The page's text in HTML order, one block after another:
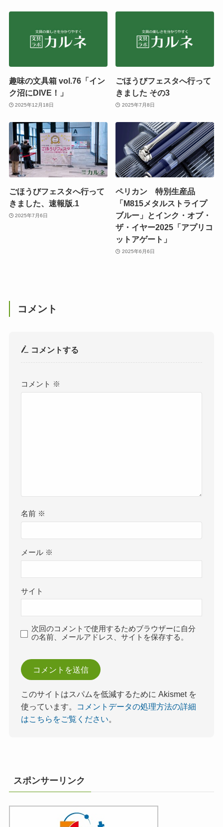
趣味の文具箱 vol.76「イン
ク沼にDIVE！」
2025年12月18日
ごほうびフェスタへ行って
きました その3
2025年7月8日
ごほうびフェスタへ行って
きました、速報版.1
2025年7月6日
ペリカン 特別生産品
「M815メタルストライプ
ブルー」とインク・オブ・
ザ・イヤー2025「アプリコ
ットアゲート」
2025年6月6日
コメント
コメントする
コメント ※
名前 ※
メール ※
サイト
次回のコメントで使用するためブラウザーに自分
の名前、メールアドレス、サイトを保存する。
このサイトはスパムを低減するために Akismet を
使っています。
コメントデータの処理方法の詳細
はこちらをご覧ください。
スポンサーリンク